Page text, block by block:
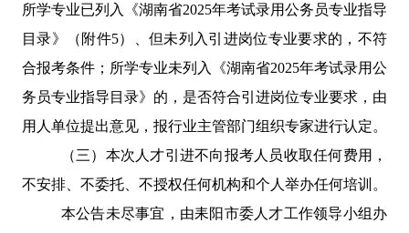
所学专业已列入《湖南省2025年考试录用公务员专业指导
目录》（附件5）、但未列入引进岗位专业要求的，不符
合报考条件；所学专业未列入《湖南省2025年考试录用公
务员专业指导目录》的，是否符合引进岗位专业要求，由
用人单位提出意见，报行业主管部门组织专家进行认定。
（三）本次人才引进不向报考人员收取任何费用，
不安排、不委托、不授权任何机构和个人举办任何培训。
本公告未尽事宜，由耒阳市委人才工作领导小组办